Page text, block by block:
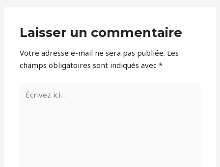
Laisser un commentaire
Votre adresse e-mail ne sera pas publiée. Les
champs obligatoires sont indiqués avec*
ici…